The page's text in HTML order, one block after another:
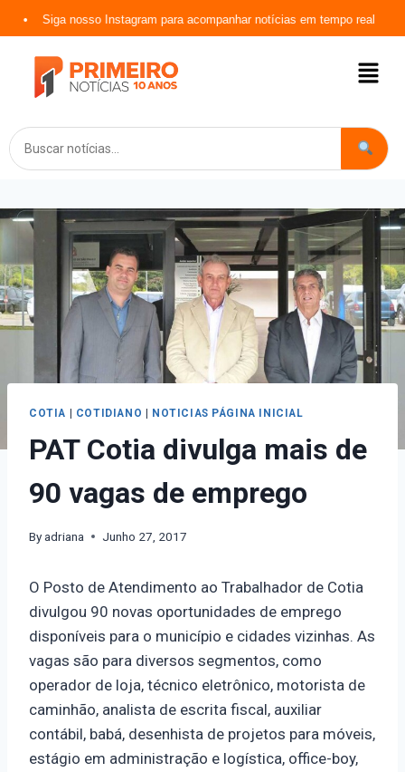
Siga nosso Instagram para acompanhar notícias em tempo real
COTIA COTIDIANO NOTICIAS PÁGINA INICIAL
PAT Cotia divulga mais de
90 vagas de emprego
Byadriana Junho 27, 2017
O Posto de Atendimento ao Trabalhador de Cotia
divulgou 90 novas oportunidades de emprego
disponíveis para o município e cidades vizinhas. As
vagas são para diversos segmentos, como
operador de loja, técnico eletrônico, motorista de
caminhão, analista de escrita fiscal, auxiliar
contábil, babá, desenhista de projetos para móveis,
estágio em administração e logística, office-boy,